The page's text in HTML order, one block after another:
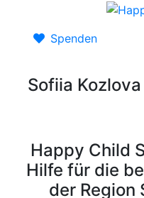
Spenden
Sofiia Kozlova
Happy Child
Hilfe für die
der Region